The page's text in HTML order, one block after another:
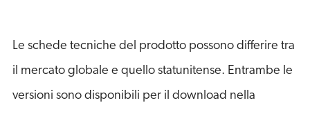
Le schede tecniche del prodotto possono differire tra
il mercato globale e quello statunitense. Entrambe le
versioni sono disponibili per il download nella